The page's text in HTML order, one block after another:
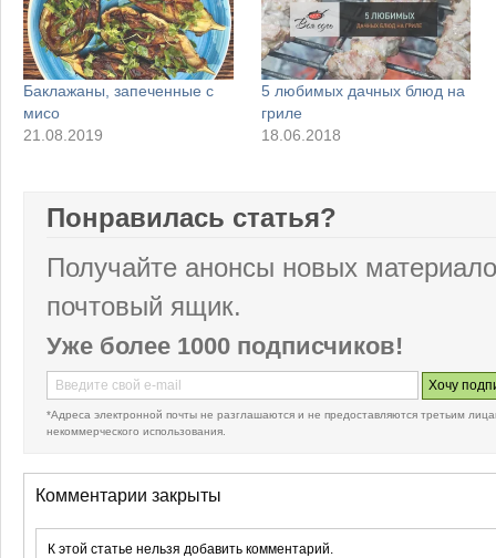
Баклажаны, запеченные с
мисо
21.08.2019
5 любимых дачных блюд на
гриле
18.06.2018
Понравилась статья?
Получайте анонсы новых
почтовый ящик.
Уже более 1000 подписчиков!
*Адреса электронной почты не разглашаются и не предоставляются третьим
некоммерческого использования.
Комментарии закрыты
К этой статье нельзя добавить комментарий.